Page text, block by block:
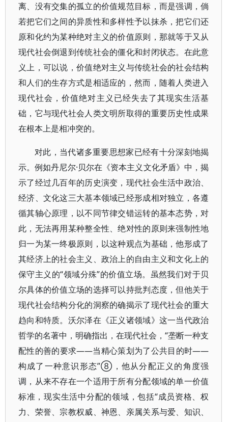
离、没有交集的孤立的价值规范目标，而是强调，倘
若把它们之间的异质性和多样性予以抹杀，把它们还
原和化约为某种绝对主义的价值原则，那就等于又从
现代社会倒退到传统社会的僵化和封闭状态。在此意
义上，可以说，价值绝对主义与传统社会的社会结构
和人们的生存方式是相适应的，然而，随着人类进入
现代社会，价值绝对主义已经失去了其现实生活基
础，它与现代社会人类文明所取得的重要历史性成果
在根本上是相冲突的。
对此，当代诸多重要思想家已经有十分深刻地揭
示。例如丹尼尔·贝尔在《资本主义文化矛盾》中，揭
示了经过几百年的历史演变，现代社会生活中政治、
经济、文化这三大基本领域已经形成相对独立，各遵
循其轴心原理，以不同节律交错运转的基本态势，对
此，无法再用某种整全性、绝对性的原则来强制性地
归一为某一终极原则，以这种观点为基础，他形成了
其经济上的社会主义、政治上的自由主义和文化上的
保守主义的“领域分殊”的价值立场。虽然我们对于贝
尔具体的价值立场的选择可以持批判态度，但他关于
现代社会结构分化的洞察的确揭示了现代社会的重大
趋向和特质。沃尔泽在《正义诸领域》这一当代政治
哲学的名著中，明确指出，在现代社会，“垄断一种支
配性的善的要求——当精心策划为了公共目的时——
构成了一种意识形态”⑧，他从分配正义的角度强
调，从来不存在一个适用于所有分配领域的单一价值
标准，现实生活中分配的领域，包括“成员资格、权
力、荣誉、宗教权威、神恩、亲属关系与爱、知识、